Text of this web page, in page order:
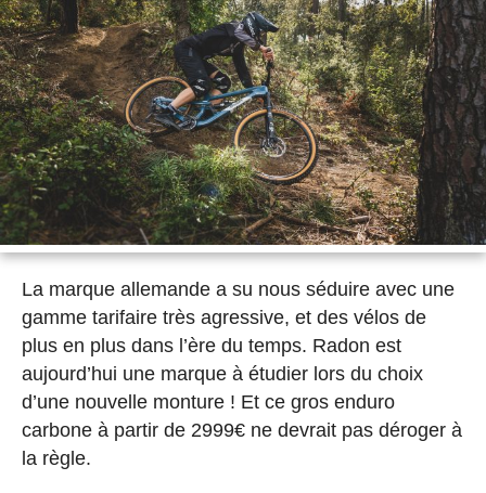
La marque allemande a su nous séduire avec une
gamme tarifaire très agressive, et des vélos de
plus en plus dans l’ère du temps. Radon est
aujourd’hui une marque à étudier lors du choix
d’une nouvelle monture ! Et ce gros enduro
carbone à partir de 2999€ ne devrait pas déroger à
la règle.